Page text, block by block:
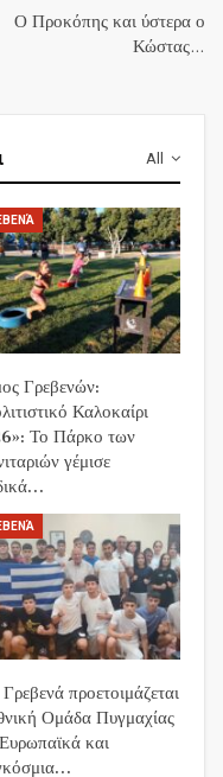
Ο Προκόπης και ύστερα ο
Κώστας…
All
Γρεβενών:
Καλοκαίρι
Το Πάρκο των
γέμισε
προετοιμάζεται
Ομάδα Πυγμαχίας
και